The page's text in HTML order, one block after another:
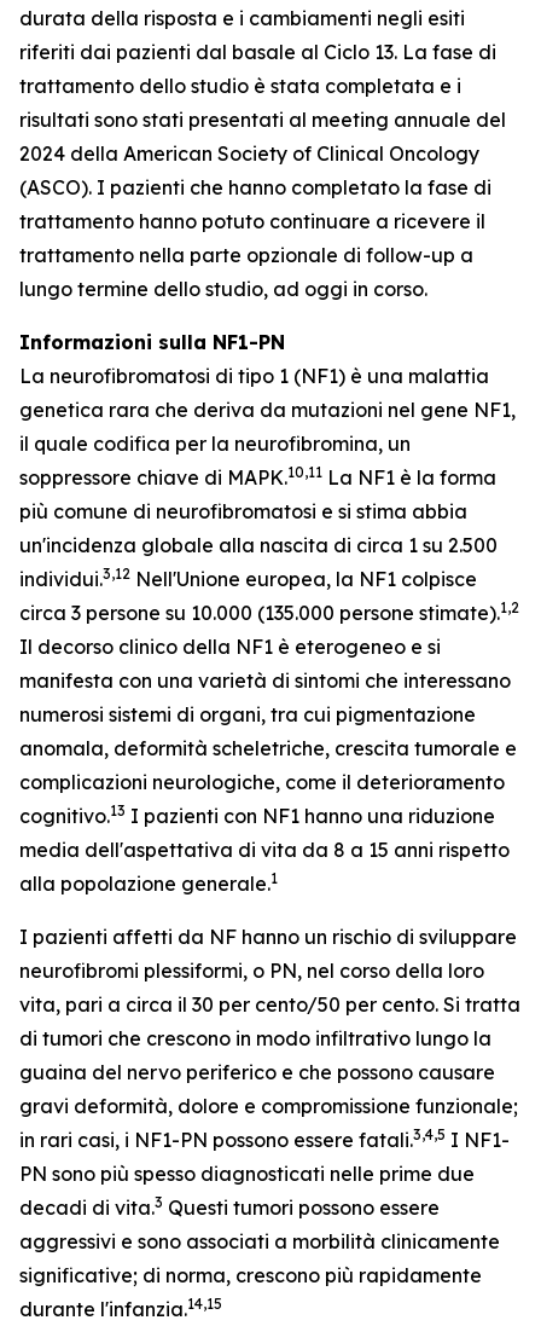
durata della risposta e i cambiamenti negli esiti
riferiti dai pazienti dal basale al Ciclo 13. La fase di
trattamento dello studio è stata completata e i
risultati sono stati presentati al meeting annuale del
2024 della American Society of Clinical Oncology
(ASCO). I pazienti che hanno completato la fase di
trattamento hanno potuto continuare a ricevere il
trattamento nella parte opzionale di follow-up a
lungo termine dello studio, ad oggi in corso.
Informazioni sulla NF1-PN
La neurofibromatosi di tipo 1 (NF1) è una malattia
genetica rara che deriva da mutazioni nel gene NF1,
il quale codifica per la neurofibromina, un
soppressore chiave di MAPK.10,11 La NF1 è la forma
più comune di neurofibromatosi e si stima abbia
un'incidenza globale alla nascita di circa 1 su 2.500
individui.3,12 Nell'Unione europea, la NF1 colpisce
circa 3 persone su 10.000 (135.000 persone stimate).1,2
Il decorso clinico della NF1 è eterogeneo e si
manifesta con una varietà di sintomi che interessano
numerosi sistemi di organi, tra cui pigmentazione
anomala, deformità scheletriche, crescita tumorale e
complicazioni neurologiche, come il deterioramento
cognitivo.13 I pazienti con NF1 hanno una riduzione
media dell'aspettativa di vita da 8 a 15 anni rispetto
alla popolazione generale.1
I pazienti affetti da NF hanno un rischio di sviluppare
neurofibromi plessiformi, o PN, nel corso della loro
vita, pari a circa il 30 per cento/50 per cento. Si tratta
di tumori che crescono in modo infiltrativo lungo la
guaina del nervo periferico e che possono causare
gravi deformità, dolore e compromissione funzionale;
in rari casi, i NF1-PN possono essere fatali.3,4,5 I NF1-
PN sono più spesso diagnosticati nelle prime due
decadi di vita.3 Questi tumori possono essere
aggressivi e sono associati a morbilità clinicamente
significative; di norma, crescono più rapidamente
durante l'infanzia.14,15